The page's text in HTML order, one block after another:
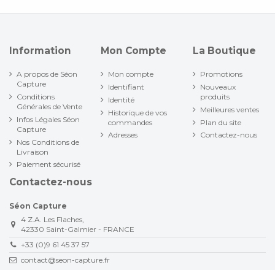
Information
A propos de Séon
Capture
Conditions
Générales de Vente
Infos Légales Séon
Capture
Nos Conditions de
Livraison
Paiement sécurisé
Mon Compte
Mon compte
Identifiant
Identité
Historique de vos
commandes
Adresses
La Boutique
Promotions
Nouveaux
produits
Meilleures ventes
Plan du site
Contactez-nous
Contactez-nous
Séon Capture
4 Z.A. Les Flaches,
42330 Saint-Galmier - FRANCE
+33 (0)9 61 45 37 57
contact@seon-capture.fr